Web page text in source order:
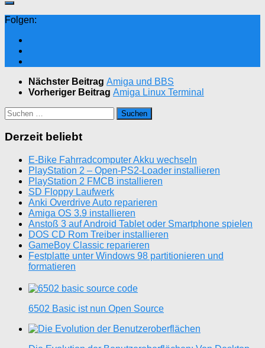
Folgen:
Nächster Beitrag Amiga und BBS
Vorheriger Beitrag Amiga Linux Terminal
Suchen
nach:
Derzeit beliebt
E-Bike Fahrradcomputer Akku wechseln
PlayStation 2 – Open-PS2-Loader installieren
PlayStation 2 FMCB installieren
SD Floppy Laufwerk
Anki Overdrive Auto reparieren
Amiga OS 3.9 installieren
Anstoß 3 auf Android Tablet oder Smartphone spielen
DOS CD Rom Treiber installieren
GameBoy Classic reparieren
Festplatte unter Windows 98 partitionieren und
formatieren
6502 Basic ist nun Open Source